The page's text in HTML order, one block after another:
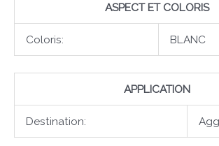
ASPECT ET COLORIS
Coloris: BLANC
APPLICATION
Destination: